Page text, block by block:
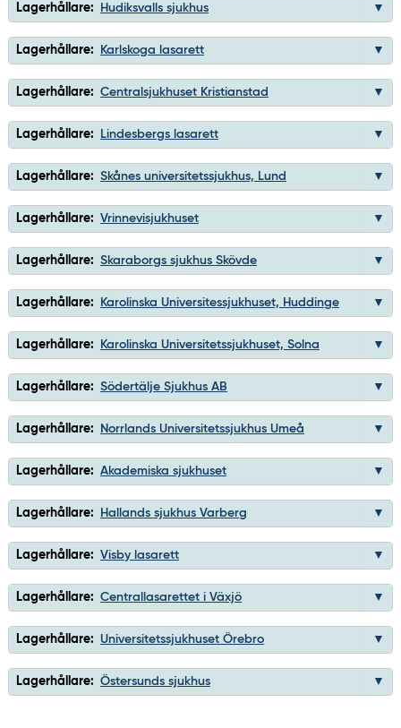
Lagerhållare: Hudiksvalls sjukhus
Lagerhållare: Karlskoga lasarett
Lagerhållare: Centralsjukhuset Kristianstad
Lagerhållare: Lindesbergs lasarett
Lagerhållare: Skånes universitetssjukhus, Lund
Lagerhållare: Vrinnevisjukhuset
Lagerhållare: Skaraborgs sjukhus Skövde
Lagerhållare: Karolinska Universitessjukhuset, Huddinge
Lagerhållare: Karolinska Universitetssjukhuset, Solna
Lagerhållare: Södertälje Sjukhus AB
Lagerhållare: Norrlands Universitetssjukhus Umeå
Lagerhållare: Akademiska sjukhuset
Lagerhållare: Hallands sjukhus Varberg
Lagerhållare: Visby lasarett
Lagerhållare: Centrallasarettet i Växjö
Lagerhållare: Universitetssjukhuset Örebro
Lagerhållare: Östersunds sjukhus